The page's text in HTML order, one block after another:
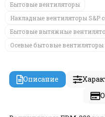
Бытовые вентиляторы
Накладные вентиляторы S&P
Бытовые вытяжные
Осевые бытовые вентиляторы
Описание